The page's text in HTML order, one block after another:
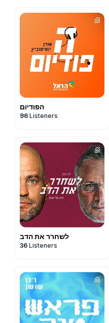
הפודיום
96 Listeners
לשחרר את הדב
36 Listeners